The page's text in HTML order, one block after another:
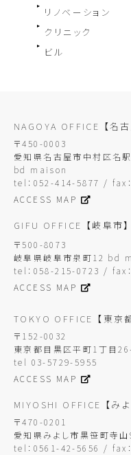
リノベーション
クリニック
ビル
NAGOYA OFFICE 【名
〒450-0003
愛知県名古屋市中村区名
bd maison
tel：052-414-5877 / fax
ACCESS MAP
GIFU OFFICE 【岐阜市】
〒500-8073
岐阜県岐阜市泉町12 bd
tel：058-215-0723 / fax
ACCESS MAP
TOKYO OFFICE 【東京
〒152-0032
東京都目黒区平町1丁目
tel 03-5729-5955
ACCESS MAP
MIYOSHI OFFICE 【み
〒470-0201
愛知県みよし市黒笹町寺山
tel：0561-42-5656 / fax